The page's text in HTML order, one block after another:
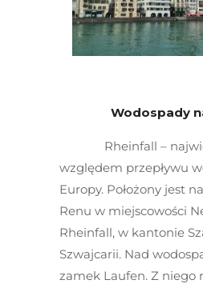
Wodospady
Rheinfall –
względem przepływu
Europy. Położony jest
Renu w miejscowości
Rheinfall, w kantonie
Szwajcarii. Nad
zamek Laufen. Z niego